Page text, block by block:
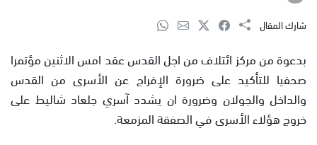
شارك المقال
بدعوة من مركز ائتلاف من اجل القدس عقد امس الاثنين مؤتمرا
صحفيا للتأكيد على ضرورة الإفراج عن الأسرى من القدس
والداخل والجولان وضرورة ان يشدد آسري جلعاد شاليط على
خروج هؤلاء الأسرى في الصفقة المزمعة.